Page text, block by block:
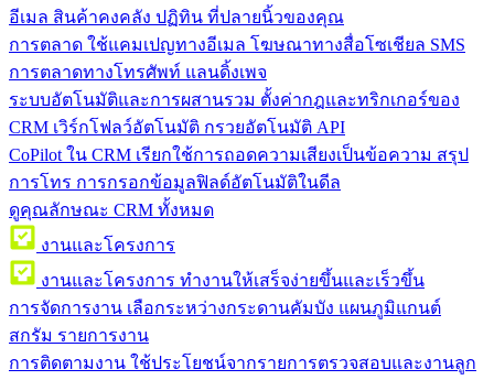
อีเมล สินค้าคงคลัง ปฏิทิน ที่ปลายนิ้วของคุณ
การตลาด ใช้แคมเปญทางอีเมล โฆษณาทางสื่อโซเชียล SMS
การตลาดทางโทรศัพท์ แลนดิ้งเพจ
ระบบอัตโนมัติและการผสานรวม ตั้งค่ากฎและทริกเกอร์ของ
CRM เวิร์กโฟลว์อัตโนมัติ กรวยอัตโนมัติ API
CoPilot ใน CRM เรียกใช้การถอดความเสียงเป็นข้อความ สรุป
การโทร การกรอกข้อมูลฟิลด์อัตโนมัติในดีล
ดูคุณลักษณะ CRM ทั้งหมด
งานและโครงการ
งานและโครงการ ทำงานให้เสร็จง่ายขึ้นและเร็วขึ้น
การจัดการงาน เลือกระหว่างกระดานคัมบัง แผนภูมิแกนต์
สกรัม รายการงาน
การติดตามงาน ใช้ประโยชน์จากรายการตรวจสอบและงานลูก